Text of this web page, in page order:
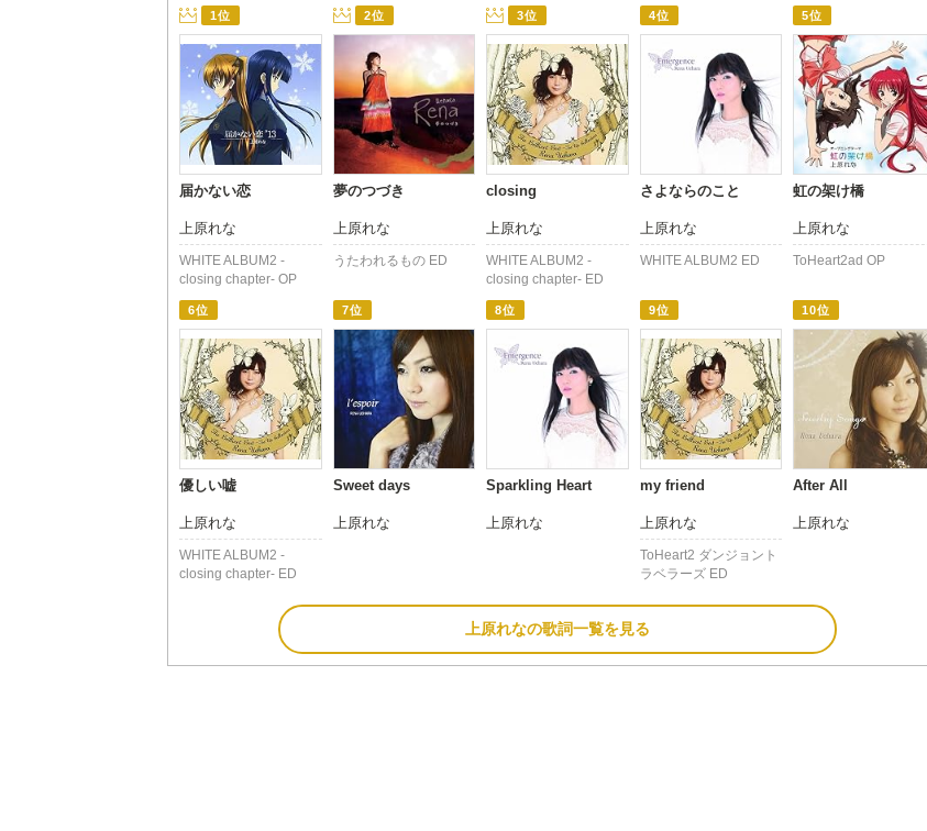
1位
届かない恋
上原れな
WHITE ALBUM2 -
closing chapter- OP
2位
夢のつづき
上原れな
うたわれるもの ED
3位
closing
上原れな
WHITE ALBUM2 -
closing chapter- ED
4位
さよならのこと
上原れな
WHITE ALBUM2 ED
5位
虹の架け橋
上原れな
ToHeart2ad OP
6位
優しい嘘
上原れな
WHITE ALBUM2 -
closing chapter- ED
7位
Sweet days
上原れな
8位
Sparkling Heart
上原れな
9位
my friend
上原れな
ToHeart2 ダンジョント
ラベラーズ ED
10位
After All
上原れな
上原れなの歌詞一覧を見る